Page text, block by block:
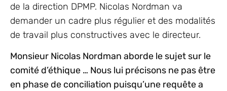
de la direction DPMP. Nicolas Nordman va
demander un cadre plus régulier et des modalités
de travail plus constructives avec le directeur.
Monsieur Nicolas Nordman aborde le sujet sur le
comité d’éthique … Nous lui précisons ne pas être
en phase de conciliation puisqu’une requête a